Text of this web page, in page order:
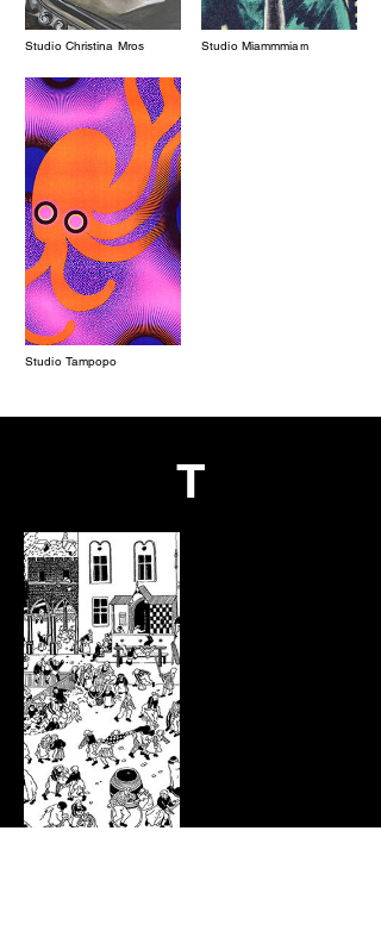
Studio Christina Mros Studio Miammmiam
Studio Tampopo
T